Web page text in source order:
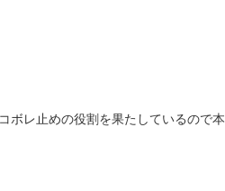
ボレ止めの役割を果たしているので本